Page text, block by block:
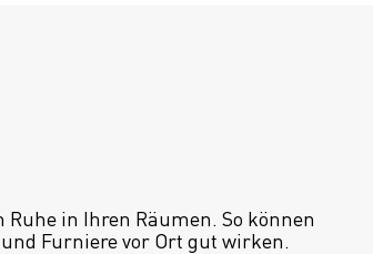
Ruhe in Ihren Räumen. So können
Furniere vor Ort gut wirken.